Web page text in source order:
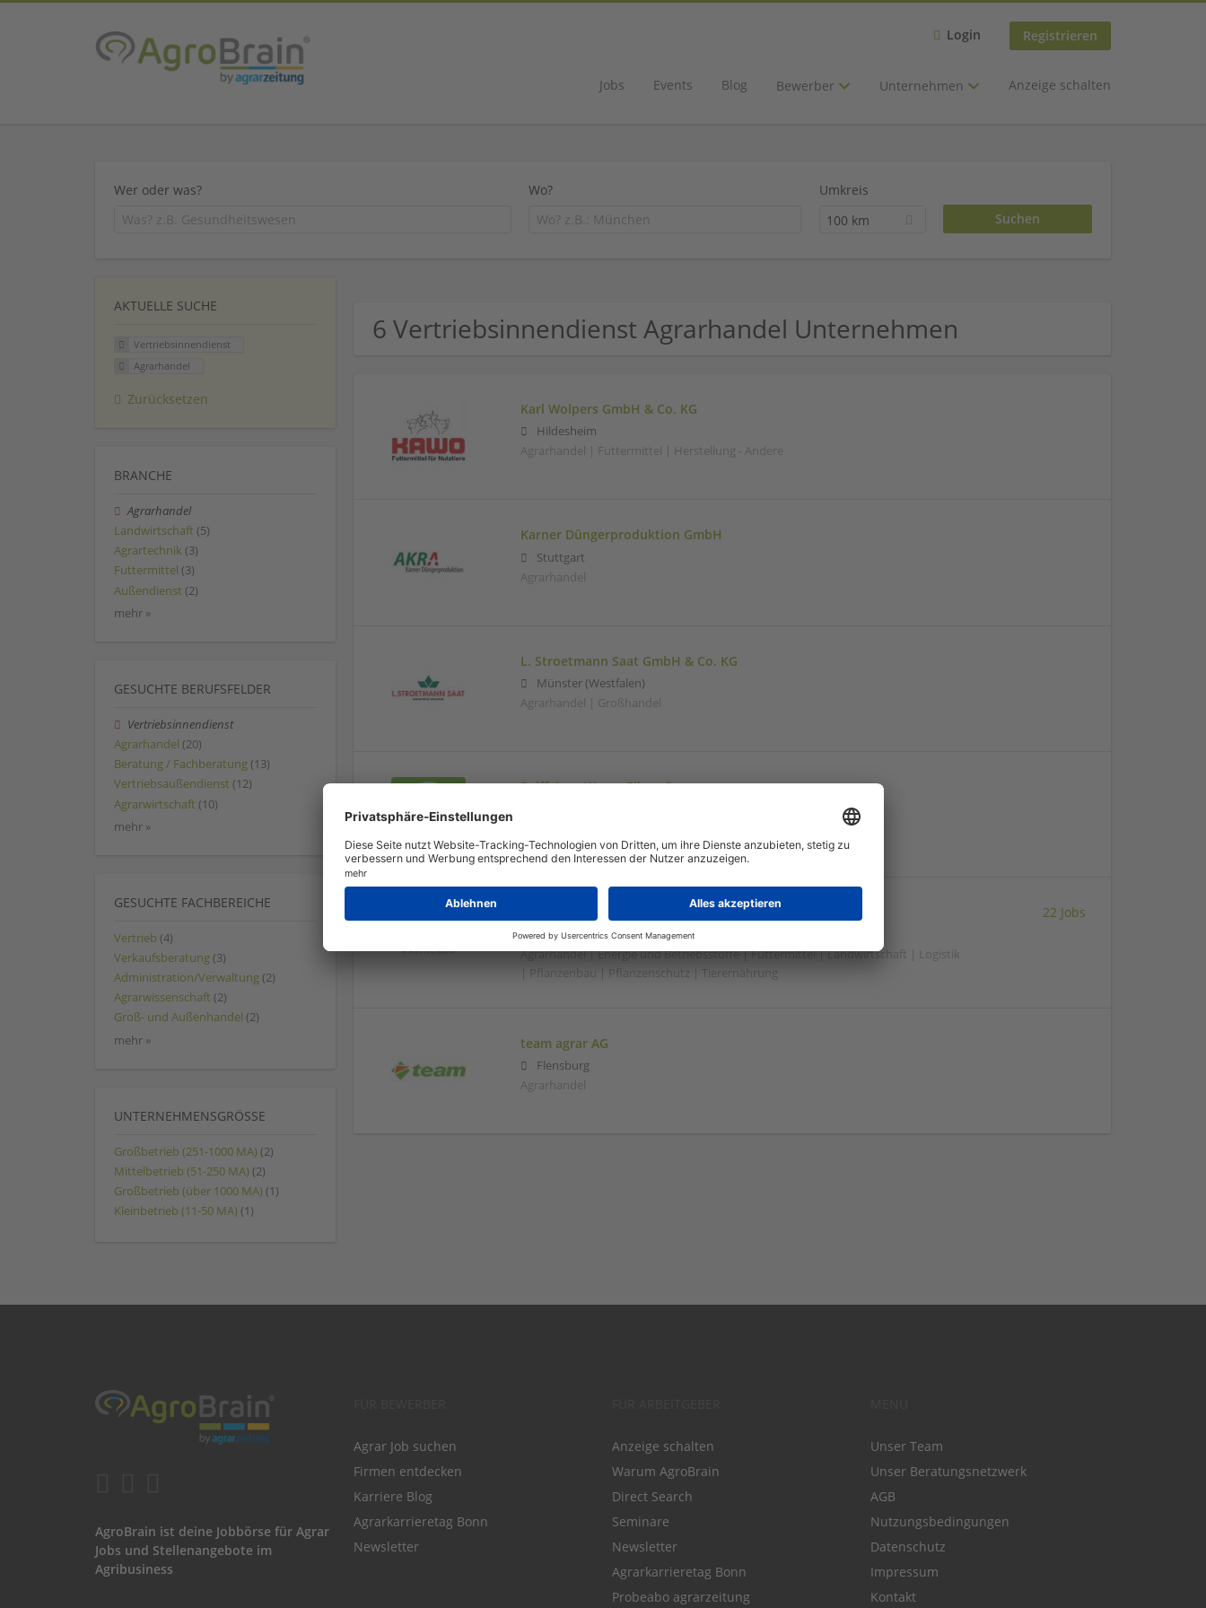
Login Registrieren
Jobs Events Blog Bewerber Unternehmen Anzeige schalten
Wer oder was? Wo?
Umkreis
100 km
6 Vertriebsinnendienst Agrarhandel Unternehmen
Karl Wolpers GmbH & Co. KG
Hildesheim
Agrarhandel | Futtermittel | Herstellung - Andere
Karner Düngerproduktion GmbH
Stuttgart
Agrarhandel
L. Stroetmann Saat GmbH & Co. KG
Münster (Westfalen)
Agrarhandel | Großhandel
Raiffeisen Weser-Elbe eG
Willich
Agrarhandel | Energie und Betriebsstoffe | Futtermittel | Landwirtschaft | Logistik
| Pflanzenbau | Pflanzenschutz | Tierernährung
22 Jobs
team agrar AG
Flensburg
Agrarhandel
AKTUELLE SUCHE
Vertriebsinnendienst
Agrarhandel
Zurücksetzen
BRANCHE
Agrarhandel
Landwirtschaft (5)
Agrartechnik (3)
Futtermittel (3)
Außendienst (2)
mehr »
GESUCHTE BERUFSFELDER
Vertriebsinnendienst
Agrarhandel (20)
Beratung / Fachberatung (13)
Vertriebsaußendienst (12)
Agrarwirtschaft (10)
mehr »
GESUCHTE FACHBEREICHE
Vertrieb (4)
Verkaufsberatung (3)
Administration/Verwaltung (2)
Agrarwissenschaft (2)
Groß- und Außenhandel (2)
mehr »
UNTERNEHMENSGRÖSSE
Großbetrieb (251-1000 MA) (2)
Mittelbetrieb (51-250 MA) (2)
Großbetrieb (über 1000 MA) (1)
Kleinbetrieb (11-50 MA) (1)
AgroBrain ist deine Jobbörse für Agrar
Jobs und Stellenangebote im
Agribusiness
Agrar Job suchen
Firmen entdecken
Karriere Blog
Agrarkarrieretag Bonn
Newsletter
Anzeige schalten
Warum AgroBrain
Direct Search
Seminare
Newsletter
Agrarkarrieretag Bonn
Probeabo agrarzeitung
Unser Team
Unser Beratungsnetzwerk
AGB
Nutzungsbedingungen
Datenschutz
Impressum
Kontakt